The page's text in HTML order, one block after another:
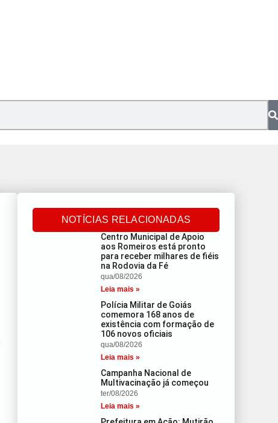
NOTÍCIAS RELACIONADAS
Centro Municipal de Apoio
aos Romeiros está pronto
para receber milhares de fiéis
na Rodovia da Fé
qua/08/2026
Leia mais »
Polícia Militar de Goiás
comemora 168 anos de
existência com formação de
106 novos oficiais
qua/08/2026
Leia mais »
Campanha Nacional de
Multivacinação já começou
ter/08/2026
Leia mais »